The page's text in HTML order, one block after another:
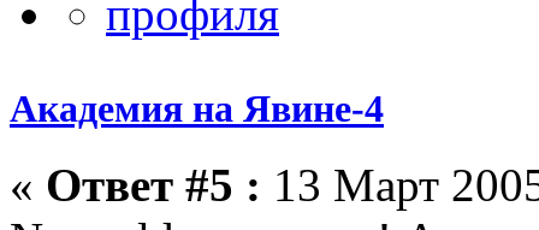
Академия на Явине-4
« Ответ #5 : 13 Март